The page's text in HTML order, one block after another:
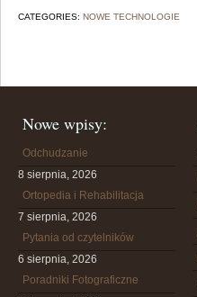
CATEGORIES: NOWE TECHNOLOGIE
Nowe wpisy:
Odchudzanie
8 sierpnia, 2026
Ortopedia i Rehabilitacja
7 sierpnia, 2026
Pytania od czytelników
6 sierpnia, 2026
Poradniki Fotograficzne